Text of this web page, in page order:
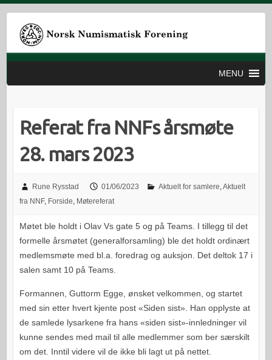
MENU
Referat fra NNFs årsmøte
28. mars 2023
Rune Rysstad 01/06/2023 Aktuelt for samlere Aktuelt
fra NNF, Forside Møtereferat
Møtet ble holdt i Olav Vs gate 5 og på Teams. I tillegg til det
formelle årsmøtet (generalforsamling) ble det holdt ordinært
medlemsmøte med bl.a. foredrag og auksjon. Det deltok 17 i
salen samt 10 på Teams.
Formannen, Guttorm Egge, ønsket velkommen, og startet
med sin etter hvert kjente post «Siden sist». Han opplyste at
de samlede lysarkene fra hans «siden sist»-innledninger vil
kunne sendes med mail til alle medlemmer som ber særskilt
om det. Inntil videre vil de ikke bli lagt ut på nettet.